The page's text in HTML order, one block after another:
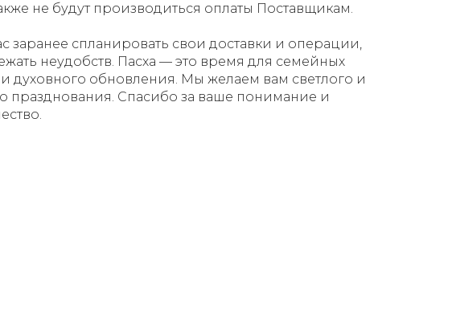
не будут производиться оплаты Поставщикам.
заранее спланировать свои доставки и операции,
неудобств. Пасха — это время для семейных
духовного обновления. Мы желаем вам светлого и
празднования. Спасибо за ваше понимание и